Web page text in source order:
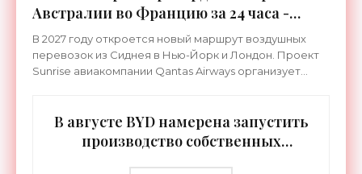
Австралии во Францию за 24 часа -
«Техника»
В 2027 году откроется новый маршрут воздушных
перевозок из Сиднея в Нью-Йорк и Лондон. Проект
Sunrise авиакомпании Qantas Airways организует
В августе BYD намерена запустить
производство собственных